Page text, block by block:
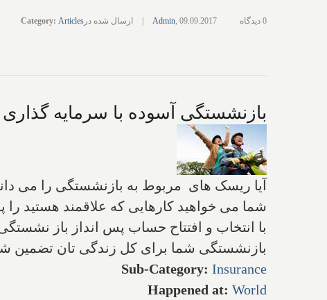
Admin, 09.09.2017 ارسال شده در Category: Articles 0 دیدگاه
بازنشستگی آسوده با سرمایه
آیا ریسک های مربوط به بازنشستگی را می
شما می خواهید کارهایی که علاقمند هستید
با انتخاب و افتتاح حساب پس انداز باز
بازنشستگی شما برای کل زندگی تان تضمین
Sub-Category: Insurance
Happened at: World